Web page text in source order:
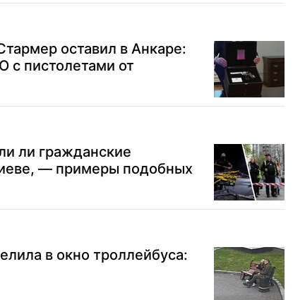
оставил в Анкаре:
с пистолетами от
ли гражданские
— примеры подобных
в окно троллейбуса: